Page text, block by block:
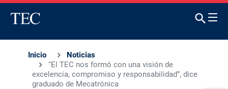
Inicio
Noticias
“El TEC nos formó con una visión de
excelencia, compromiso y responsabilidad”, dice
graduado de Mecatrónica